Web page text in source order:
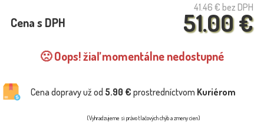
41.46 € bez DPH
51.00 €
Cena s DPH
🙁 Oops! žiaľ momentálne nedostupné
Cena dopravy už od 5.90 € prostredníctvom Kuriérom
(Vyhradzujeme si právo tlačových chýb a zmeny cien)